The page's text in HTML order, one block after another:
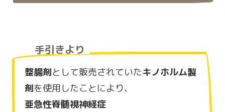
手引きより
整腸剤として販売されていたキノホルム製
剤を使用したことにより、
亜急性脊髄視神経症